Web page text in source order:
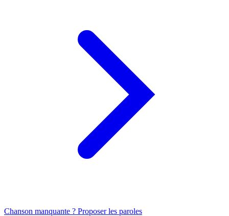
Chanson manquante ? Proposer les paroles